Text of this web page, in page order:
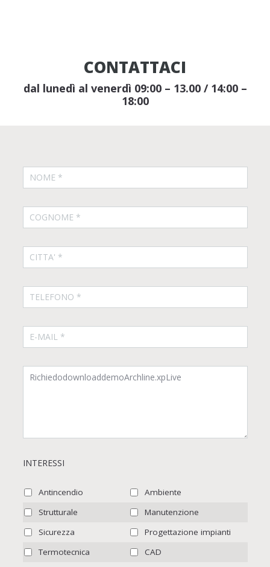
CONTATTACI
dal lunedì al venerdì 09:00 – 13.00 / 14:00 –
18:00
INTERESSI
Antincendio
Ambiente
Strutturale
Manutenzione
Sicurezza
Progettazione impianti
Termotecnica
CAD